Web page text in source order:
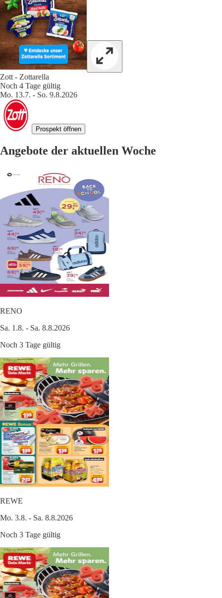
Zott - Zottarella
Noch 4 Tage gültig
Mo. 13.7. - So. 9.8.2026
Prospekt öffnen
Angebote der aktuellen Woche
RENO
Sa. 1.8. - Sa. 8.8.2026
Noch 3 Tage gültig
REWE
Mo. 3.8. - Sa. 8.8.2026
Noch 3 Tage gültig